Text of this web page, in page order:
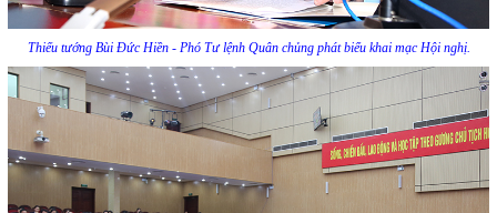
Thiếu tướng Bùi Đức Hiền - Phó Tư lệnh Quân chủng phát biểu khai mạc Hội nghị.